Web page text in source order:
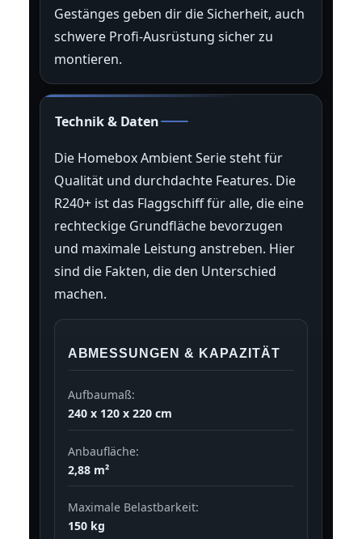
Gestänges geben dir die Sicherheit, auch
schwere Profi-Ausrüstung sicher zu
montieren.
Technik & Daten
Die Homebox Ambient Serie steht für
Qualität und durchdachte Features. Die
R240+ ist das Flaggschiff für alle, die eine
rechteckige Grundfläche bevorzugen
und maximale Leistung anstreben. Hier
sind die Fakten, die den Unterschied
machen.
ABMESSUNGEN & KAPAZITÄT
Aufbaumaß:
240 x 120 x 220 cm
Anbaufläche:
2,88 m²
Maximale Belastbarkeit:
150 kg